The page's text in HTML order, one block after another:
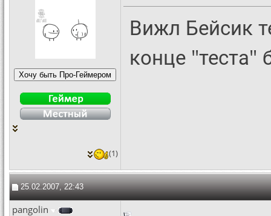
Вижл Бейсик
конце "теста"
(1)
25.02.2007, 22:43
pangolin